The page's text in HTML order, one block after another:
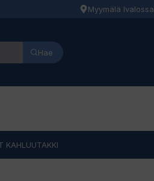
Myymälä Ivalossa
Hae
KAHLUUTAKKI